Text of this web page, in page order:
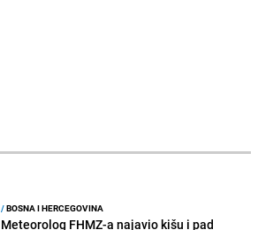
/BOSNA I HERCEGOVINA
Meteorolog FHMZ-a najavio kišu i pad